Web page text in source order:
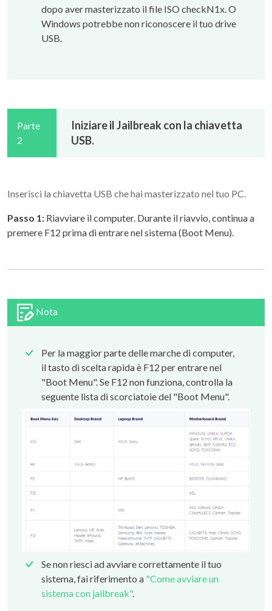
dopo aver masterizzato il file ISO checkN1x. O
Windows potrebbe non riconoscere il tuo drive
USB.
Parte
2
Iniziare il Jailbreak con la chiavetta
USB.
Inserisci la chiavetta USB che hai masterizzato nel tuo PC.
Passo 1: Riavviare il computer. Durante il riavvio, continua a
premere F12 prima di entrare nel sistema (Boot Menu).
Nota
Per la maggior parte delle marche di computer,
il tasto di scelta rapida è F12 per entrare nel
"Boot Menu". Se F12 non funziona, controlla la
seguente lista di scorciatoie del "Boot Menu".
Se non riesci ad avviare correttamente il tuo
sistema, fai riferimento a "Come avviare un
sistema con jailbreak".